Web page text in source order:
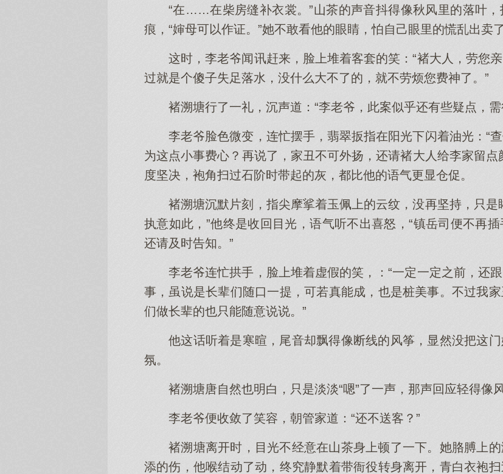
“在……在柴房缝补衣裳。”山茶的声音抖得像秋风里的落叶，
痕，“婶母可以作证。”她不敢看他的眼睛，怕自己眼里的慌乱出卖
这时，李老爷闻讯赶来，脸上堆着客套的笑：“褚大人，劳您
过就是个傻子失足落水，没什么大不了的，就不劳烦您费神了。”
褚溯塘行了一礼，沉声道：“李老爷，此案似乎还有些疑点，需
李老爷脸色微变，连忙摆手，翡翠扳指在阳光下闪着油光：“
为这点小事费心？再说了，家丑不可外扬，还请褚大人给李家留点
度坚决，袍角扫过石阶时带起的灰，都比他的语气更显仓促。
褚溯塘沉默片刻，指尖摩挲着玉佩上的云纹，没再坚持，只是
执意如此，”他终是收回目光，语气听不出喜怒，“镇岳司便不再
还请及时告知。”
李老爷连忙拱手，脸上堆着虚假的笑，：“一定一定之前，还
事，虽说是长辈们随口一提，可若真能成，也是桩美事。不过我
们做长辈的也只能随意说说。”
他这话听着是寒暄，尾音却飘得像断线的风筝，显然没把这
氛。
褚溯塘唐自然也明白，只是淡淡“嗯”了一声，那声回应轻得像
李老爷便收敛了笑容，朝管家道：“还不送客？”
褚溯塘离开时，目光不经意在山茶身上顿了一下。她胳膊上
添的伤，他喉结动了动，终究静默着带衙役转身离开，青白衣袍